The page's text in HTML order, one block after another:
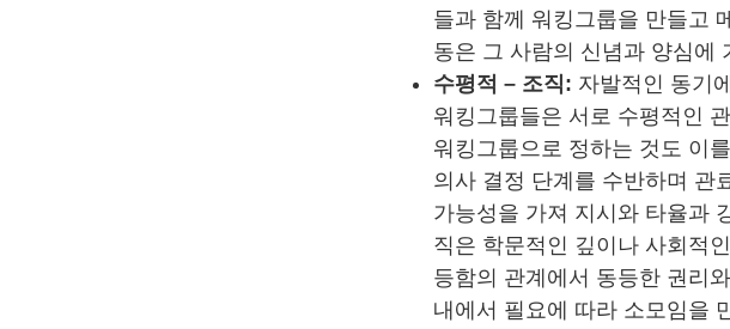
들과 함께 워킹그룹을 만들고
동은 그 사람의 신념과 양심에
수평적 – 조직: 자발적인 동기
워킹그룹들은 서로 수평적인
워킹그룹으로 정하는 것도 이
의사 결정 단계를 수반하며 관
가능성을 가져 지시와 타율과
직은 학문적인 깊이나 사회적
등함의 관계에서 동등한 권리
내에서 필요에 따라 소모임을